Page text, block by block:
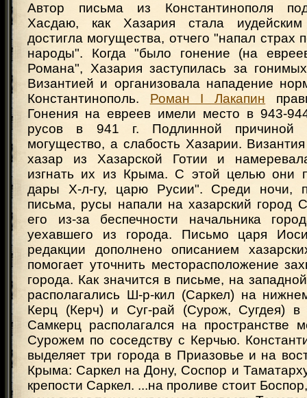
Автор письма из Константинополя
Хасдаю, как Хазария стала
достигла могущества, отчего "напал страх
народы". Когда "было гонение (на
Романа", Хазария заступилась за
Византией и организовала нападение
Константинополь. Роман I Лакапин
Гонения на евреев имели место в 943-
русов в 941 г. Подлинной
могущество, а слабость Хазарии.
хазар из Хазарской Готии и
изгнать их из Крыма. С этой целью они
дары Х-л-гу, царю Русии". Среди ночи,
письма, русы напали на хазарский город
его из-за беспечности начальника
уехавшего из города. Письмо царя
редакции дополнено описанием
помогает уточнить месторасположение
города. Как значится в письме, на
располагались Ш-р-кил (Саркел) на
Керц (Керч) и Суг-рай (Сурож, Сугдея) в
Самкерц располагался на пространстве
Сурожем по соседству с Керчью.
выделяет три города в Приазовье и на
Крыма: Саркел на Дону, Соспор и
крепости Саркел. ...на проливе стоит